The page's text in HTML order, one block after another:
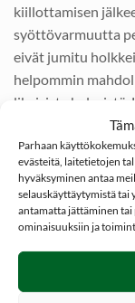
Parhaan
evästeitä, laitetietojen
hyväksyminen antaa
selauskäyttäytymistä tai
antamatta jättäminen
ominaisuuksiin ja
kiillottamisen
syöttövarmuutta
eivät jumitu
helpommin
likaisista
arvokasta
SmartReloader
sulkeutuvaan
oivallinen
myös muita